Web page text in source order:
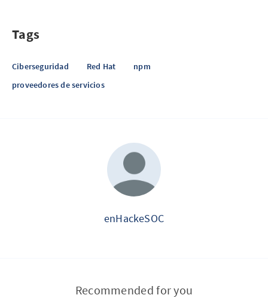
Tags
Ciberseguridad Red Hat
npm
proveedores de servicios
enHackeSOC
Recommended for you